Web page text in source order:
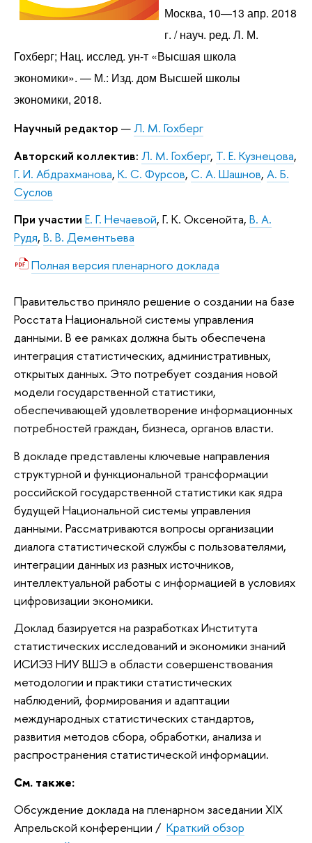
Москва, 10—13 апр. 2018
г. / науч. ред. Л. М.
Гохберг; Нац. исслед. ун-т «Высшая школа
экономики». — М.: Изд. дом Высшей школы
экономики, 2018.
Научный редактор —Л. М. Гохберг
Авторский коллектив: Л. М. Гохберг, Т. Е. Кузнецова,
Г. И. Абдрахманова, К. С. Фурсов, С. А. Шашнов, А. Б.
Суслов
При участии Е. Г. Нечаевой, Г. К. Оксенойта, В. А.
Рудя, В. В. Дементьева
Полная версия пленарного доклада
Правительство приняло решение о создании на базе
Росстата Национальной системы управления
данными. В ее рамках должна быть обеспечена
интеграция статистических, административных,
открытых данных. Это потребует создания новой
модели государственной статистики,
обеспечивающей удовлетворение информационных
потребностей граждан, бизнеса, органов власти.
В докладе представлены ключевые направления
структурной и функциональной трансформации
российской государственной статистики как ядра
будущей Национальной системы управления
данными. Рассматриваются вопросы организации
диалога статистической службы с пользователями,
интеграции данных из разных источников,
интеллектуальной работы с информацией в условиях
цифровизации экономики.
Доклад базируется на разработках Института
статистических исследований и экономики знаний
ИСИЭЗ НИУ ВШЭ в области совершенствования
методологии и практики статистических
наблюдений, формирования и адаптации
международных статистических стандартов,
развития методов сбора, обработки, анализа и
распространения статистической информации.
См. также:
Обсуждение доклада на пленарном заседании XIX
Апрельской конференции / Краткий обзор